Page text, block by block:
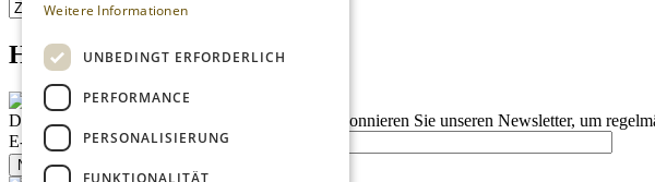
Homepage advert block
Description
Abonnieren Sie unseren Newsletter, um
E-Mail
Newsletter bestellen
Weitere Informationen
UNBEDINGT ERFORDERLICH
PERFORMANCE
PERSONALISIERUNG
FUNKTIONALITÄT